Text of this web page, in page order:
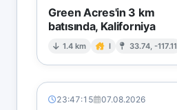
Green Acres'in 3 km
batısında, Kaliforniya
1.4 km I 33.74, -117.11
23:47:15 07.08.2026